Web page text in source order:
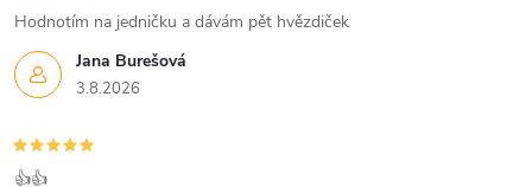
Jana Burešová
3.8.2026
Hodnotím na jedničku a dávám pět hvězdiček
👍👍